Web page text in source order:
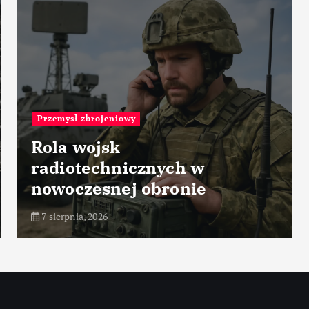
w
obronie
Przemysł
7 sierpnia, 2026